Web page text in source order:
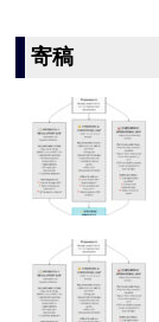
寄稿